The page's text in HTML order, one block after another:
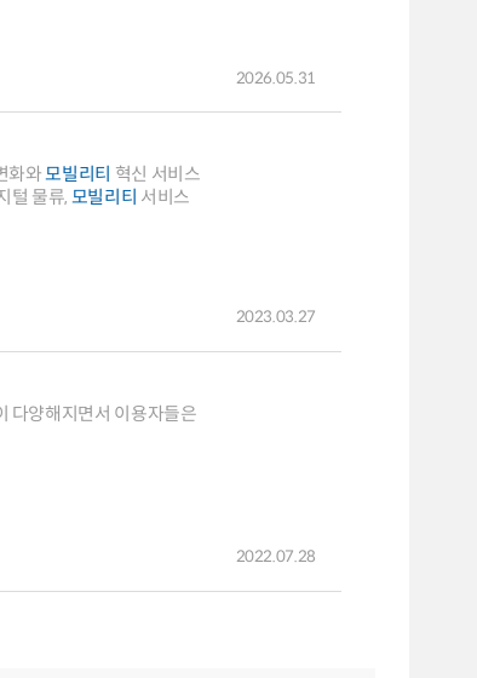
2026.05.31
올 산업 변화와모빌리티 혁신 서비스
털 물류, 모빌리티 서비스
2023.03.27
다양해지면서 이용자들은
2022.07.28